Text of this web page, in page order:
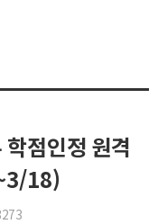
점인정 원격
18)